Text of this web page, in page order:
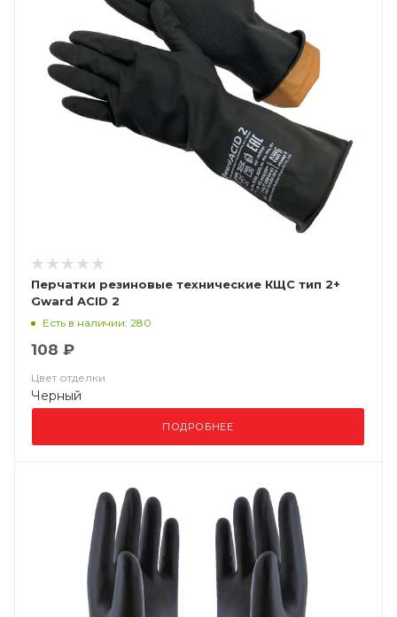
Перчатки резиновые технические КЩС тип 2+
Gward ACID 2
Есть в наличии: 280
108 ₽
Цвет отделки
Черный
ПОДРОБНЕЕ